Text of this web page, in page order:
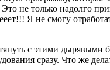
не только надолго
Я не смогу
с этими
сразу. Что же